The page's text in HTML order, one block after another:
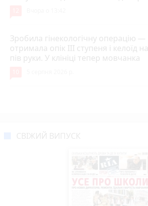
Зробила гінекологічну операцію —
отримала опік ІІІ ступеня і келоїд на
пів руки. У клініці тепер мовчанка